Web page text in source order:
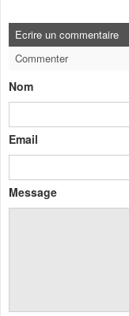
Ecrire un commentaire
Commenter
Nom
Email
Message